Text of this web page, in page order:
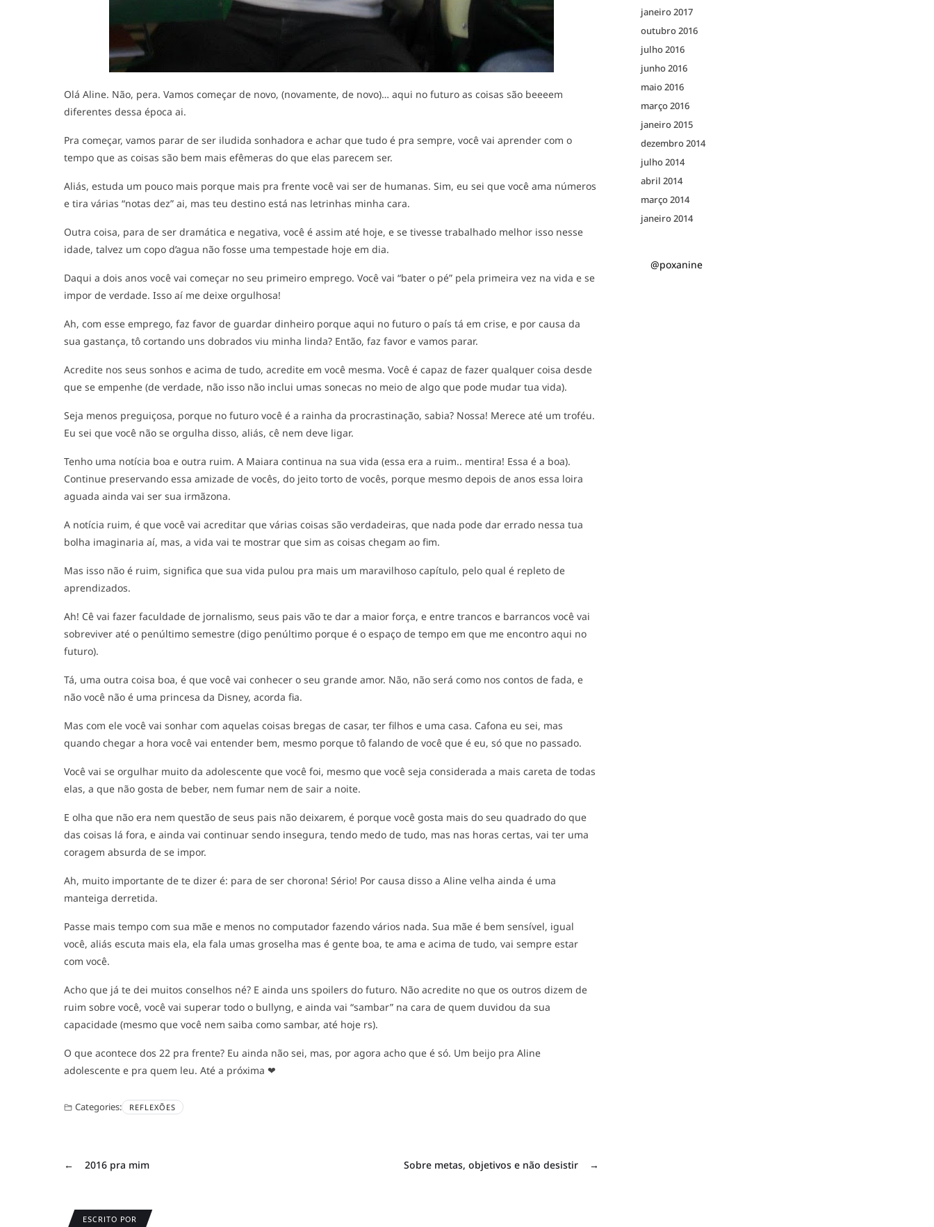
Olá Aline. Não, pera. Vamos começar de novo, (novamente, de novo)… aqui no futuro as coisas são beeeem
diferentes dessa época ai.
Pra começar, vamos parar de ser iludida sonhadora e achar que tudo é pra sempre, você vai aprender com o
tempo que as coisas são bem mais efêmeras do que elas parecem ser.
Aliás, estuda um pouco mais porque mais pra frente você vai ser de humanas. Sim, eu sei que você ama números
e tira várias “notas dez” ai, mas teu destino está nas letrinhas minha cara.
Outra coisa, para de ser dramática e negativa, você é assim até hoje, e se tivesse trabalhado melhor isso nesse
idade, talvez um copo d’agua não fosse uma tempestade hoje em dia.
Daqui a dois anos você vai começar no seu primeiro emprego. Você vai “bater o pé” pela primeira vez na vida e se
impor de verdade. Isso aí me deixe orgulhosa!
Ah, com esse emprego, faz favor de guardar dinheiro porque aqui no futuro o país tá em crise, e por causa da
sua gastança, tô cortando uns dobrados viu minha linda? Então, faz favor e vamos parar.
Acredite nos seus sonhos e acima de tudo, acredite em você mesma. Você é capaz de fazer qualquer coisa desde
que se empenhe (de verdade, não isso não inclui umas sonecas no meio de algo que pode mudar tua vida).
Seja menos preguiçosa, porque no futuro você é a rainha da procrastinação, sabia? Nossa! Merece até um troféu.
Eu sei que você não se orgulha disso, aliás, cê nem deve ligar.
Tenho uma notícia boa e outra ruim. A Maiara continua na sua vida (essa era a ruim.. mentira! Essa é a boa).
Continue preservando essa amizade de vocês, do jeito torto de vocês, porque mesmo depois de anos essa loira
aguada ainda vai ser sua irmãzona.
A notícia ruim, é que você vai acreditar que várias coisas são verdadeiras, que nada pode dar errado nessa tua
bolha imaginaria aí, mas, a vida vai te mostrar que sim as coisas chegam ao fim.
Mas isso não é ruim, significa que sua vida pulou pra mais um maravilhoso capítulo, pelo qual é repleto de
aprendizados.
Ah! Cê vai fazer faculdade de jornalismo, seus pais vão te dar a maior força, e entre trancos e barrancos você vai
sobreviver até o penúltimo semestre (digo penúltimo porque é o espaço de tempo em que me encontro aqui no
futuro).
Tá, uma outra coisa boa, é que você vai conhecer o seu grande amor. Não, não será como nos contos de fada, e
não você não é uma princesa da Disney, acorda fia.
Mas com ele você vai sonhar com aquelas coisas bregas de casar, ter filhos e uma casa. Cafona eu sei, mas
quando chegar a hora você vai entender bem, mesmo porque tô falando de você que é eu, só que no passado.
Você vai se orgulhar muito da adolescente que você foi, mesmo que você seja considerada a mais careta de todas
elas, a que não gosta de beber, nem fumar nem de sair a noite.
E olha que não era nem questão de seus pais não deixarem, é porque você gosta mais do seu quadrado do que
das coisas lá fora, e ainda vai continuar sendo insegura, tendo medo de tudo, mas nas horas certas, vai ter uma
coragem absurda de se impor.
Ah, muito importante de te dizer é: para de ser chorona! Sério! Por causa disso a Aline velha ainda é uma
manteiga derretida.
Passe mais tempo com sua mãe e menos no computador fazendo vários nada. Sua mãe é bem sensível, igual
você, aliás escuta mais ela, ela fala umas groselha mas é gente boa, te ama e acima de tudo, vai sempre estar
com você.
Acho que já te dei muitos conselhos né? E ainda uns spoilers do futuro. Não acredite no que os outros dizem de
ruim sobre você, você vai superar todo o bullyng, e ainda vai “sambar” na cara de quem duvidou da sua
capacidade (mesmo que você nem saiba como sambar, até hoje rs).
O que acontece dos 22 pra frente? Eu ainda não sei, mas, por agora acho que é só. Um beijo pra Aline
adolescente e pra quem leu. Até a próxima ❤
Categories: REFLEXÕES
← 2016 pra mim →
Sobre metas, objetivos e não desistir
ESCRITO POR
janeiro 2017
outubro 2016
julho 2016
junho 2016
maio 2016
março 2016
janeiro 2015
dezembro 2014
julho 2014
abril 2014
março 2014
janeiro 2014
@poxanine